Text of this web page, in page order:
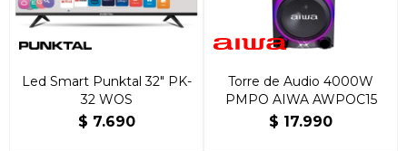
Led Smart Punktal 32" PK-
32 WOS
$ 7.690
Torre de Audio 4000W
PMPO AIWA AWPOC15
$ 17.990